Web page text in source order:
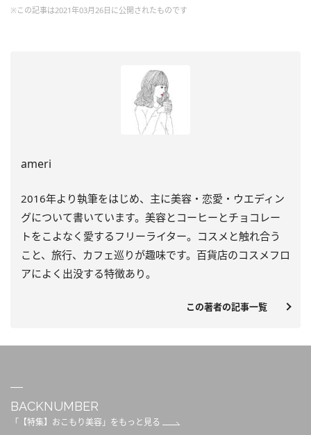
※この記事は2021年03月26日に公開されたものです
ameri
2016年より執筆をはじめ、主に美容・恋愛・ ウエディン
グについて書いています。 美容とコーヒーとチョコレー
トをこよなく愛するフリーライター。 コスメと触れ合う
こと、旅行、カフェ巡りが趣味です。 百貨店のコスメフロ
アによく出没する特徴あり。
この著者の記事一覧
BACKNUMBER
「【特集】おこもり美容」をもっと見る